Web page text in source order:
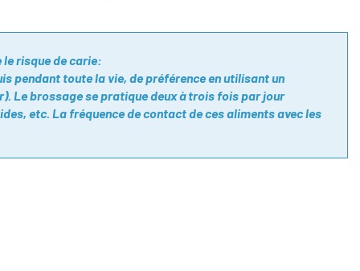
risque de carie:
pendant toute la vie, de préférence en utilisant un
Le brossage se pratique deux à trois fois par jour
etc. La fréquence de contact de ces aliments avec les